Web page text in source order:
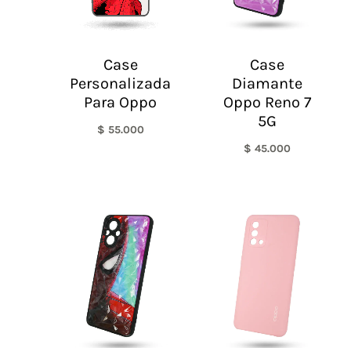
Case
Personalizada
Para Oppo
$ 55.000
Case
Diamante
Oppo Reno 7
5G
$ 45.000